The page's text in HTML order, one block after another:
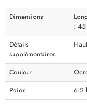
Dimensions
: 45
Détails
supplémentaires
Couleur
Poids
6.2